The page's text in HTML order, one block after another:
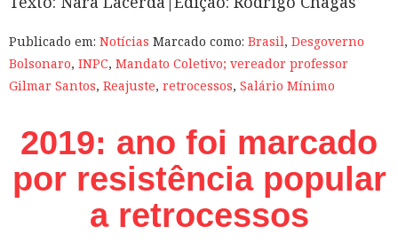
Publicado em: Notícias Marcado como: Brasil, Desgoverno
Bolsonaro, INPC, Mandato Coletivo; vereador professor
Gilmar Santos, Reajuste, retrocessos, Salário Mínimo
2019: ano foi marcado
por resistência popular
a retrocessos